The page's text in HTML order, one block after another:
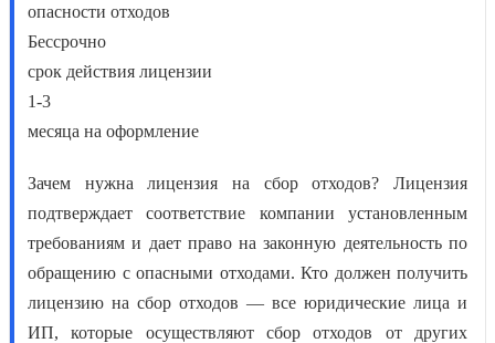
опасности отходов
Бессрочно
срок действия лицензии
1-3
месяца на оформление
Зачем нужна лицензия на сбор отходов? Лицензия
подтверждает соответствие компании установленным
требованиям и дает право на законную деятельность по
обращению с опасными отходами. Кто должен получить
лицензию на сбор отходов — все юридические лица и
ИП, которые осуществляют сбор отходов от других